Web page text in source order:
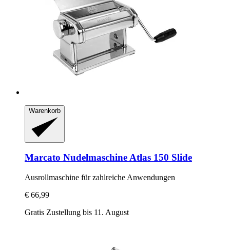
Warenkorb
Marcato Nudelmaschine Atlas 150 Slide
Ausrollmaschine für zahlreiche Anwendungen
€ 66,99
Gratis Zustellung bis 11. August